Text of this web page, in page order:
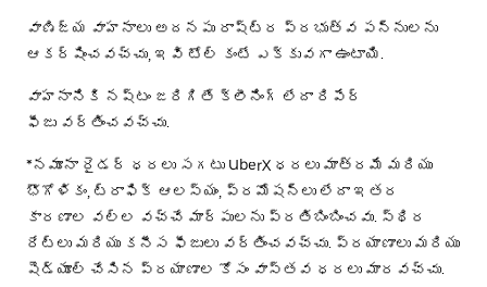
వాణిజ్య వాహనాలు అదనపు రాష్ట్ర ప్రభుత్వ పన్నులను
ఆకర్షించవచ్చు, ఇవి టోల్ కంటే ఎక్కువగా ఉంటాయి.
వాహనానికి నష్టం జరిగితే క్లీనింగ్ లేదా రిపేర్
ఫీజు వర్తించవచ్చు.
*నమూనా రైడర్ ధరలు సగటు UberX ధరలు మాత్రమే మరియు
భౌగోళికం, ట్రాఫిక్ ఆలస్యం, ప్రమోషన్లు లేదా ఇతర
కారణాల వల్ల వచ్చే మార్పులను ప్రతిబింబించవు. స్థిర
రేట్లు మరియు కనీస ఫీజులు వర్తించవచ్చు. ప్రయాణాలు మరియు
షెడ్యూల్ చేసిన ప్రయాణాల కోసం వాస్తవ ధరలు మారవచ్చు.